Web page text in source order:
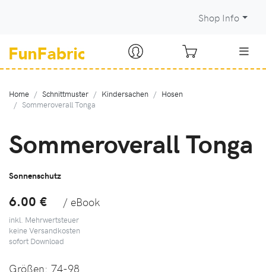
Shop Info
Home Schnittmuster Kindersachen
Hosen
Sommeroverall Tonga
Sommeroverall Tonga
Sonnenschutz
6.00 € / eBook
inkl. Mehrwertsteuer
keine Versandkosten
sofort Download
Größen: 74-98